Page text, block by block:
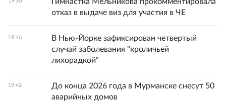
Гимнастка Мельникова прокомментировала
отказ в выдаче виз для участия в ЧЕ
19:46
В Нью-Йорке зафиксирован четвертый
случай заболевания "кроличьей
лихорадкой"
19:42
До конца 2026 года в Мурманске снесут 50
аварийных домов